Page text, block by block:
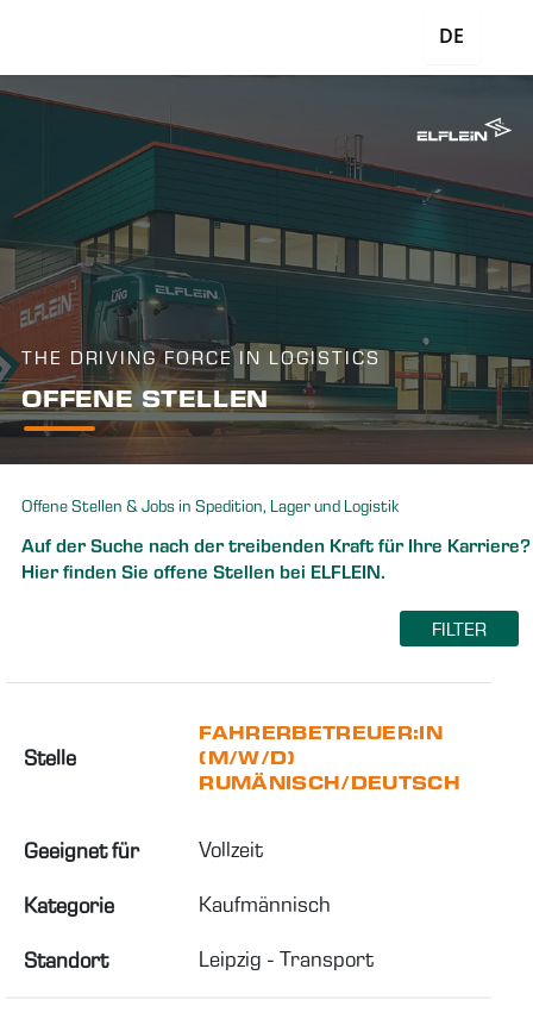
DE
THE DRIVING FORCE IN LOGISTICS
OFFENE STELLEN
Offene Stellen & Jobs in Spedition, Lager und Logistik
Auf der Suche nach der treibenden Kraft für Ihre Karriere?
Hier finden Sie offene Stellen bei ELFLEIN.
FILTER
Stelle
FAHRERBETREUER:IN
(M/W/D)
RUMÄNISCH/DEUTSCH
Geeignet für Vollzeit
Kategorie Kaufmännisch
Standort Leipzig - Transport